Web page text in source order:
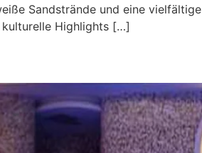
Sandstrände und eine vielfältige
kulturelle Highlights […]